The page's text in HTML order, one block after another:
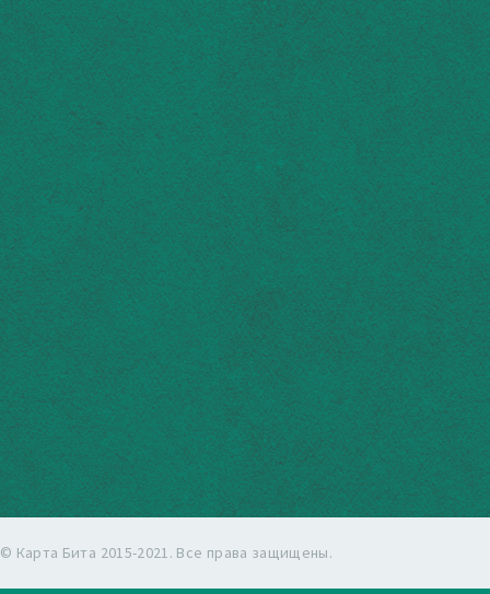
© Карта Бита 2015-2021. Все права защищены.